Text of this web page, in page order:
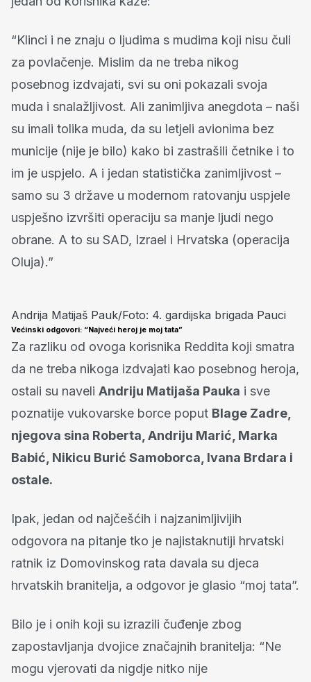
“Klinci i ne znaju o ljudima s mudima koji nisu čuli
za povlačenje. Mislim da ne treba nikog
posebnog izdvajati, svi su oni pokazali svoja
muda i snalažljivost. Ali zanimljiva anegdota – naši
su imali tolika muda, da su letjeli avionima bez
municije (nije je bilo) kako bi zastrašili četnike i to
im je uspjelo. A i jedan statistička zanimljivost –
samo su 3 države u modernom ratovanju uspjele
uspješno izvršiti operaciju sa manje ljudi nego
obrane. A to su SAD, Izrael i Hrvatska (operacija
Oluja).”
Andrija Matijaš Pauk/Foto: 4. gardijska brigada Pauci
Većinski odgovori: “Najveći heroj je moj tata”
Za razliku od ovoga korisnika Reddita koji smatra
da ne treba nikoga izdvajati kao posebnog heroja,
ostali su naveli Andriju Matijaša Pauka i sve
poznatije vukovarske borce poput Blage Zadre,
njegova sina Roberta, Andriju Marić, Marka
Babić, Nikicu Burić Samoborca, Ivana Brdara i
ostale.
Ipak, jedan od najčešćih i najzanimljivijih
odgovora na pitanje tko je najistaknutiji hrvatski
ratnik iz Domovinskog rata davala su djeca
hrvatskih branitelja, a odgovor je glasio “moj tata”.
Bilo je i onih koji su izrazili čuđenje zbog
zapostavljanja dvojice značajnih branitelja: “Ne
mogu vjerovati da nigdje nitko nije